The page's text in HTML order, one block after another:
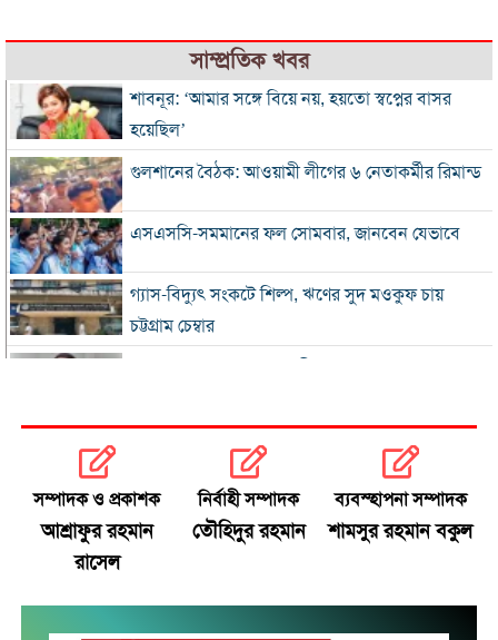
সাম্প্রতিক খবর
শাবনূর: ‘আমার সঙ্গে বিয়ে নয়, হয়তো স্বপ্নের বাসর
হয়েছিল’
গুলশানের বৈঠক: আওয়ামী লীগের ৬ নেতাকর্মীর রিমান্ড
এসএসসি-সমমানের ফল সোমবার, জানবেন যেভাবে
গ্যাস-বিদ্যুৎ সংকটে শিল্প, ঋণের সুদ মওকুফ চায়
চট্টগ্রাম চেম্বার
জাপানে টাইফুন ‘ডলফিন’, চীনে সর্বোচ্চ সতর্কতা
জুলাই জাদুঘর থেকে গুরুত্বপূর্ণ প্রদর্শনী সরানোর
অভিযোগ
সম্পাদক ও প্রকাশক
আশ্রাফুর রহমান
রাসেল
নির্বাহী সম্পাদক
তৌহিদুর রহমান
ব্যবস্হাপনা সম্পাদক
শামসুর রহমান বকুল